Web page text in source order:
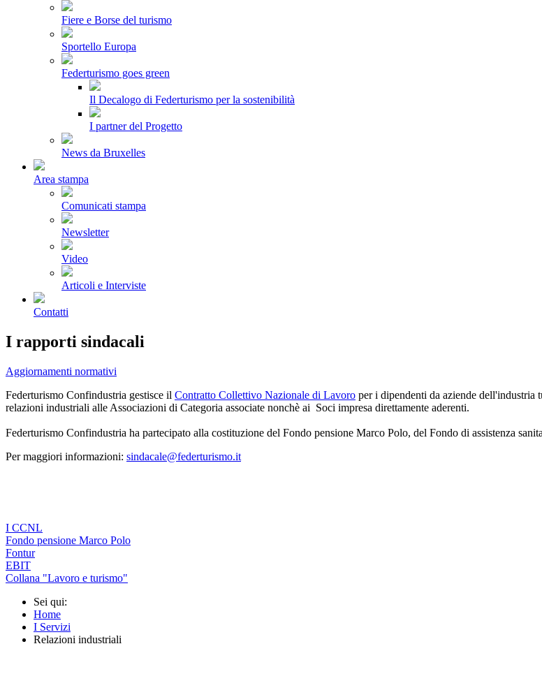
Fiere e Borse del turismo
Sportello Europa
Federturismo goes green
Il Decalogo di Federturismo per la sostenibilità
I partner del Progetto
News da Bruxelles
Area stampa
Comunicati stampa
Newsletter
Video
Articoli e Interviste
Contatti
I rapporti sindacali
Aggiornamenti normativi
Federturismo Confindustria gestisce il Contratto Collettivo Nazionale di Lavoro per i dipendenti da aziende dell'industria
relazioni industriali alle Associazioni di Categoria associate nonchè ai Soci impresa direttamente aderenti.
Federturismo Confindustria ha partecipato alla costituzione del Fondo pensione Marco Polo, del Fondo di assistenza
Per maggiori informazioni: sindacale@federturismo.it
I CCNL
Fondo pensione Marco Polo
Fontur
EBIT
Collana "Lavoro e turismo"
Sei qui:
Home
I Servizi
Relazioni industriali